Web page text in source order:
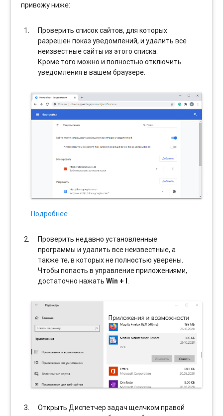
привожу ниже:
Проверить список сайтов, для которых
разрешен показ уведомлений, и удалить все
неизвестные сайты из этого списка.
Кроме того можно и полностью отключить
уведомления в вашем браузере.
Подробнее…
Проверить недавно установленные
программы и удалить все неизвестные, а
также те, в которых не полностью уверены.
Чтобы попасть в управление приложениями,
достаточно нажатьWin + I.
Открыть Диспетчер задач щелчком правой